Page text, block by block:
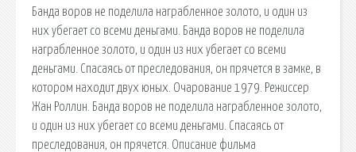
Банда воров не поделила награбленное золото, и один из
них убегает со всеми деньгами. Банда воров не поделила
награбленное золото, и один из них убегает со всеми
деньгами. Спасаясь от преследования, он прячется в замке, в
котором находит двух юных. Очарование 1979. Режиссер
Жан Роллин. Банда воров не поделила награбленное золото,
и один из них убегает со всеми деньгами. Спасаясь от
преследования, он прячется. Описание фильма